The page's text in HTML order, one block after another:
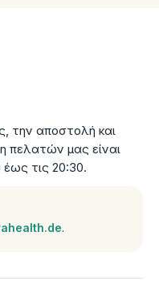
την αποστολή και
πελατών μας είναι
έως τις 20:30.
.